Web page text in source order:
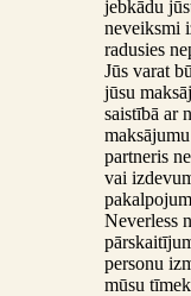
jebkādu
neveiksmi
radusies
Jūs varat
jūsu
saistībā ar
partneris
vai
Neverless
personu
mūsu